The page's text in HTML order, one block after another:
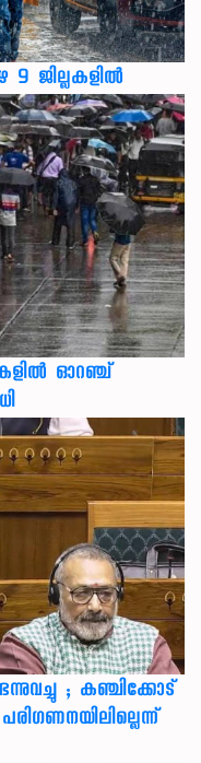
ജില്ലകളിൽ
ഓറഞ്ച്
; കഞ്ചിക്കോട്